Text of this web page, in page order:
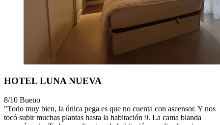
HOTEL LUNA NUEVA
8/10 Bueno
"Todo muy bien, la única pega es que no cuenta con ascensor. Y nos
tocó subir muchas plantas hasta la habitación 9. La cama blanda